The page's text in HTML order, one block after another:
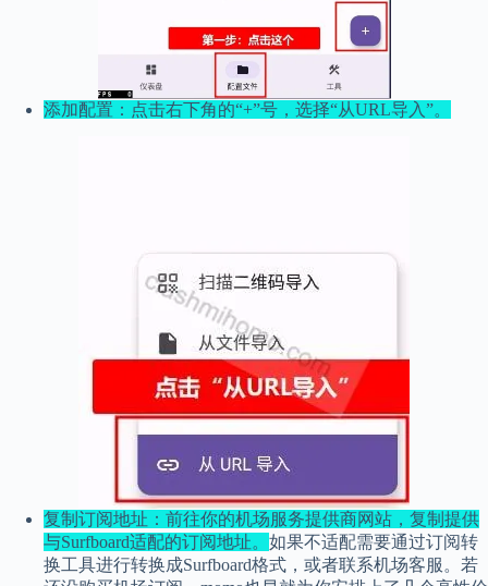
添加配置：点击右下角的“+”号，选择“从URL导入”。
复制订阅地址：前往你的机场服务提供商网站，复制提供
与Surfboard适配的订阅地址。 如果不适配需要通过订阅转
换工具进行转换成Surfboard格式，或者联系机场客服。若